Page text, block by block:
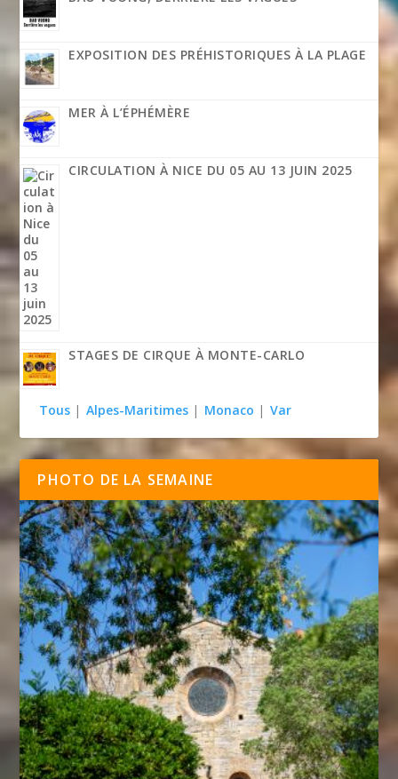
EXPOSITION DES PRÉHISTORIQUES À LA PLAGE
MER À L’ÉPHÉMÈRE
CIRCULATION À NICE DU 05 AU 13 JUIN 2025
STAGES DE CIRQUE À MONTE-CARLO
Tous | Alpes-Maritimes | Monaco | Var
PHOTO DE LA SEMAINE